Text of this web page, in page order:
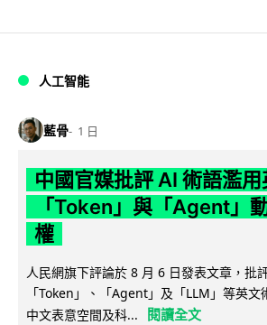
人工智能
藍骨 1 日
中國官媒批評 AI 術語濫
「Token」與「Agent」
權
人民網旗下評論於 8 月 6 日發表文章，批
「Token」、「Agent」及「LLM」等英
中文表意空間及科...
閱讀全文